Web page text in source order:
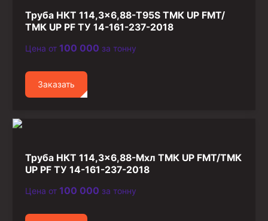
Труба НКТ 114,3×6,88-T95S ТМК UP FMT/
ТМК UP PF ТУ 14-161-237-2018
Цена от 100 000 за тонну
Заказать
Труба НКТ 114,3×6,88-Мхл ТМК UP FMT/ТМК
UP PF ТУ 14-161-237-2018
Цена от 100 000 за тонну